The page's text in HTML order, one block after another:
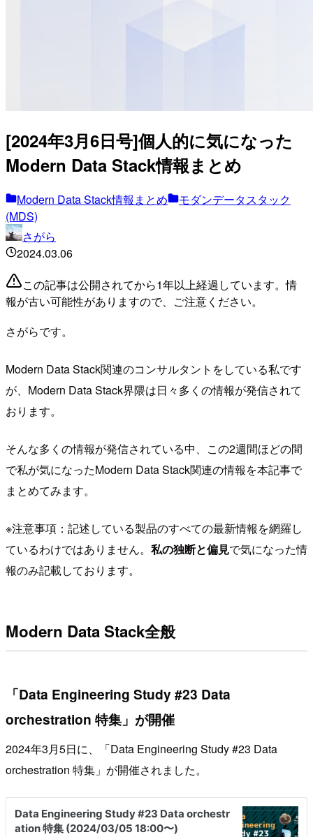
[2024年3月6日号]個人的に気になった
Modern Data Stack情報まとめ
Modern Data Stack情報まとめ
モダンデータスタック
(MDS)
さがら
2024.03.06
この記事は公開されてから1年以上経過しています。情
報が古い可能性がありますので、ご注意ください。
さがらです。
Modern Data Stack関連のコンサルタントをしている私です
が、Modern Data Stack界隈は日々多くの情報が発信されて
おります。
そんな多くの情報が発信されている中、この2週間ほどの間
で私が気になったModern Data Stack関連の情報を本記事で
まとめてみます。
※注意事項：記述している製品のすべての最新情報を網羅し
ているわけではありません。 私の独断と偏見で気になった情
報のみ記載しております。
Modern Data Stack全般
「Data Engineering Study #23 Data
orchestration 特集」が開催
2024年3月5日に、「Data Engineering Study #23 Data
orchestration 特集」が開催されました。